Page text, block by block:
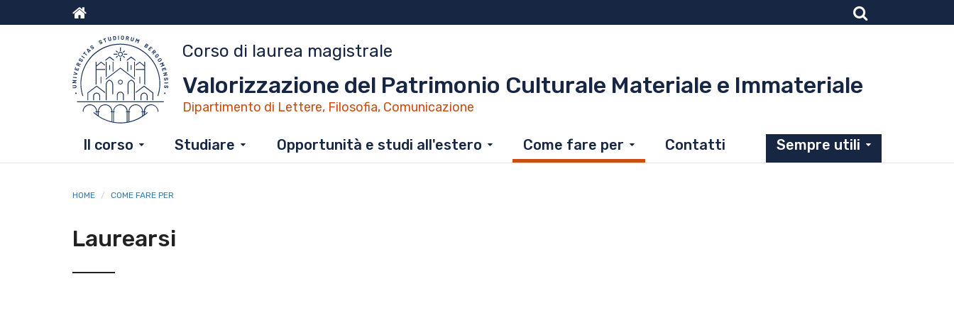
al
Menu
top
Corso di laurea magistrale
Valorizzazione del Patrimonio Culturale Materiale e Immateriale
Dipartimento di Lettere, Filosofia, Comunicazione
Il corso Studiare Opportunità e studi all'estero Come fare per Contatti Sempre utili
HOME COME FARE PER
Laurearsi